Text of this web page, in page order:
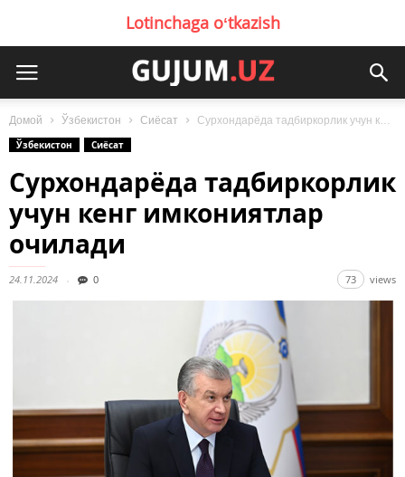
Lotinchaga oʻtkazish
Домой Ўзбекистон Сиёсат
Сурхондарёда тадбиркорлик учун кенг имкониятлар очилади
Ўзбекистон
Сиёсат
Сурхондарёда тадбиркорлик
учун кенг имкониятлар
очилади
24.11.2024 0 73 views